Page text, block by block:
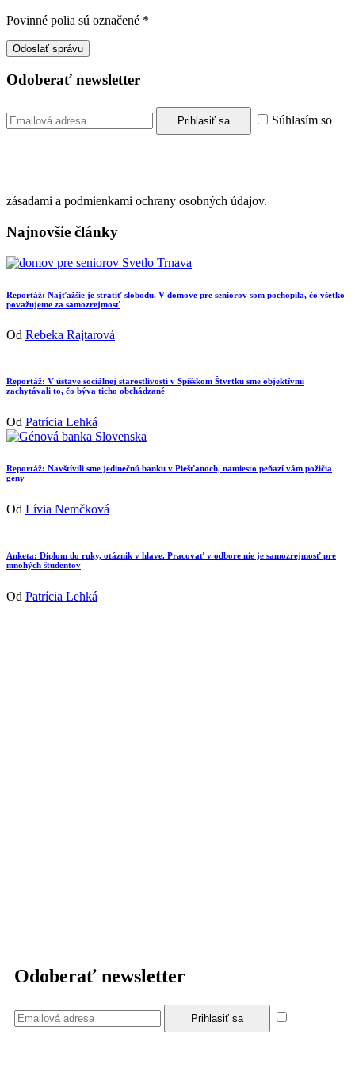
Povinné polia sú označené *
Odoberať newsletter
Súhlasím so
zásadami a podmienkami ochrany osobných údajov.
Najnovšie články
Reportáž: Najťažšie je stratiť slobodu. V domove pre seniorov som pochopila, čo všetko
považujeme za samozrejmosť
Od Rebeka Rajtarová
Reportáž: V ústave sociálnej starostlivosti v Spišskom Štvrtku sme objektívmi
zachytávali to, čo býva ticho obchádzané
Od Patrícia Lehká
Reportáž: Navštívili sme jedinečnú banku v Piešťanoch, namiesto peňazí vám požičia
gény
Od Lívia Nemčková
Anketa: Diplom do ruky, otáznik v hlave. Pracovať v odbore nie je samozrejmosť pre
mnohých študentov
Od Patrícia Lehká
Odoberať newsletter